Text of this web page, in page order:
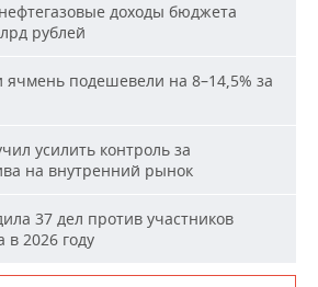
доходы бюджета
рублей
подешевели на 8–14,5% за
усилить контроль за
на внутренний рынок
37 дел против участников
в 2026 году